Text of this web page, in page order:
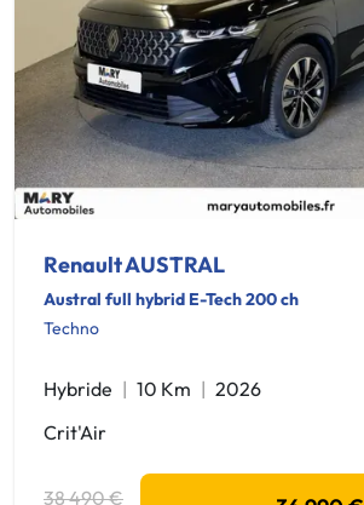
Renault AUSTRAL
Austral full hybrid E-Tech 200 ch
Techno
Hybride 10 Km
2026
Crit'Air
38 490 €